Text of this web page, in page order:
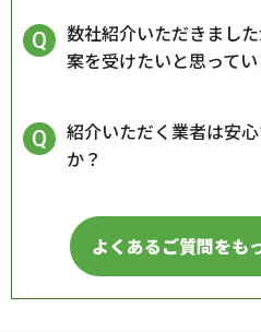
数社紹介いただきまし
案を受けたいと思ってい
紹介いただく業者は安
か？
よくあるご質問をも